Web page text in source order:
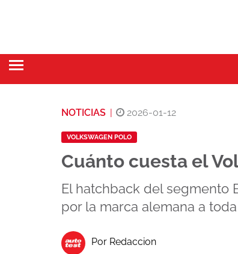
NOTICIAS 2026-01-12
VOLKSWAGEN POLO
Cuánto cuesta el
El hatchback del segmento
por la marca alemana a
Por Redaccion